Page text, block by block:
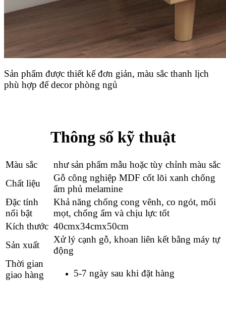
Sản phẩm được thiết kế đơn giản, màu sắc thanh lịch
phù hợp để decor phòng ngủ
Thông số kỹ thuật
Màu sắc
như sản phẩm mẫu hoặc tùy chỉnh màu sắc
Chất liệu
Gỗ công nghiệp MDF cốt lõi xanh chống
ẩm phủ melamine
Đặc tính
nổi bật
Khả năng chống cong vênh, co ngót, mối
mọt, chống ẩm và chịu lực tốt
Kích thước 40cmx34cmx50cm
Sản xuất
Xử lý cạnh gỗ, khoan liên kết bằng máy tự
động
Thời gian
giao hàng
5-7 ngày sau khi đặt hàng